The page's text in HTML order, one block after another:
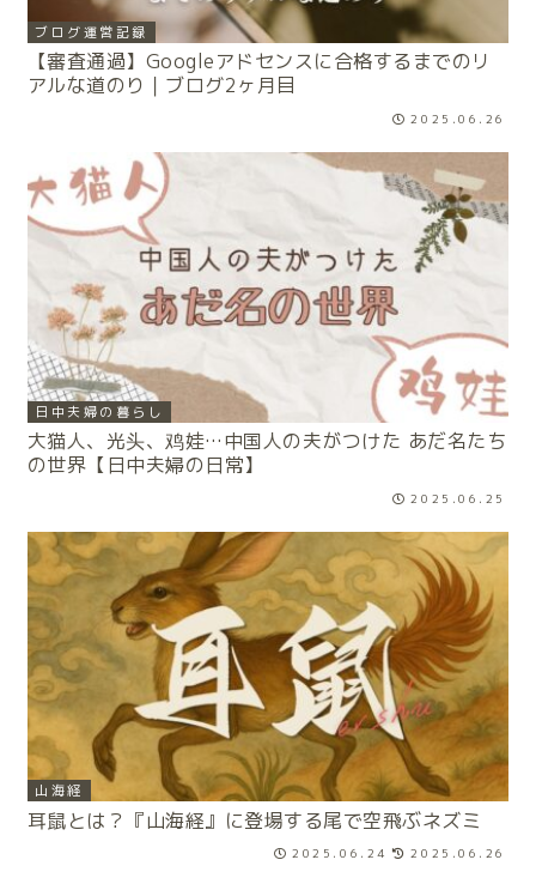
ブログ運営記録
【審査通過】Googleアドセンスに合格するまでのリ
アルな道のり｜ブログ2ヶ月目
2025.06.26
日中夫婦の暮らし
大猫人、光头、鸡娃…中国人の夫がつけた あだ名たち
の世界【日中夫婦の日常】
2025.06.25
山海経
耳鼠とは？『山海経』に登場する尾で空飛ぶネズミ
2025.06.24 2025.06.26